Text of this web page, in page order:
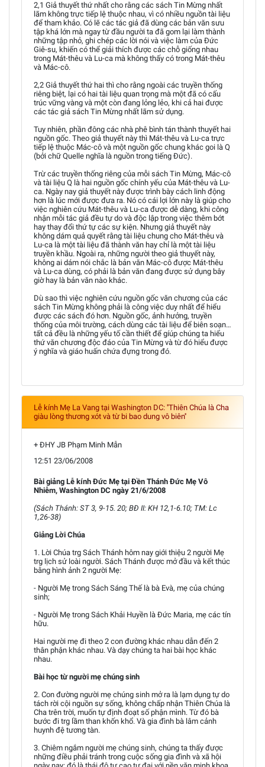
2,1 Giả thuyết thứ nhất cho rằng các sách Tin Mừng nhất
lãm không trực tiếp lệ thuộc nhau, vì có nhiều nguồn tài liệu
để tham khảo. Có lẽ các tác giả đã dùng các bản văn sưu
tập khá lớn mà ngay từ đầu người ta đã gom lại làm thành
những tập nhỏ, ghi chép các lời nói và việc làm của Đức
Giê-su, khiến có thể giải thích được các chỗ giống nhau
trong Mát-thêu và Lu-ca mà không thấy có trong Mát-thêu
và Mác-cô.
2,2 Giả thuyết thứ hai thì cho rằng ngoài các truyền thống
riêng biệt, lại có hai tài liệu quan trọng mà một đã có cấu
trúc vững vàng và một còn đang lỏng lẻo, khi cả hai được
các tác giả sách Tin Mừng nhất lãm sử dụng.
Tuy nhiên, phần đông các nhà phê bình tán thành thuyết hai
nguồn gốc. Theo giả thuyết này thì Mát-thêu và Lu-ca trực
tiếp lệ thuộc Mác-cô và một nguồn gốc chung khác goi là Q
(bởi chữ Quelle nghĩa là nguồn trong tiếng Đức).
Trừ các truyền thống riêng của mỗi sách Tin Mừng, Mác-cô
và tài liệu Q là hai nguồn gốc chính yếu của Mát-thêu và Lu-
ca. Ngày nay giả thuyết này được trình bày cách linh động
hơn là lúc mới được đưa ra. Nó có cái lợi lớn này là giúp cho
việc nghiên cứu Mát-thêu và Lu-ca được dễ dàng, khi công
nhận mỗi tác giả đều tự do và độc lập trong việc thêm bớt
hay thay đổi thứ tự các sự kiện. Nhưng giả thuyết này
không dám quả quyết rằng tài liệu chung cho Mát-thêu và
Lu-ca là một tài liệu đã thành văn hay chỉ là một tài liệu
truyền khầu. Ngoài ra, những người theo giả thuyết này,
không ai dám nói chắc là bản văn Mác-cô được Mát-thêu
và Lu-ca dùng, có phải là bản văn đang được sử dụng bây
giờ hay là bản văn nào khác.
Dù sao thì việc nghiên cứu nguồn gốc văn chương của các
sách Tin Mừng không phải là công việc duy nhất để hiểu
được các sách đó hơn. Nguồn gốc, ảnh hưởng, truyền
thống của môi trường, cách dùng các tài liệu để biên soạn…
tất cả đều là những yếu tố cần thiết để gíúp chúng ta hiểu
thứ văn chương độc đáo của Tin Mừng và từ đó hiểu được
ý nghĩa và giáo huấn chứa đựng trong đó.
Lễ kính Mẹ La Vang tại Washington DC: ''Thiên Chúa là Cha
giàu lòng thương xót và từ bi bao dung vô biên''
+ ĐHY JB Phạm Minh Mẫn
12:51 23/06/2008
Bài giảng Lễ kính Đức Mẹ tại Đền Thánh Đức Mẹ Vô
Nhiễm, Washington DC ngày 21/6/2008
(Sách Thánh: ST 3, 9-15. 20; BĐ II: KH 12,1-6.10; TM: Lc
1,26-38)
Giảng Lời Chúa
1. Lời Chúa trg Sách Thánh hôm nay giới thiệu 2 người Mẹ
trg lịch sử loài người. Sách Thánh được mở đầu và kết thúc
bằng hình ảnh 2 người Mẹ:
- Người Mẹ trong Sách Sáng Thế là bà Evà, mẹ của chúng
sinh;
- Người Mẹ trong Sách Khải Huyền là Đức Maria, mẹ các tín
hữu.
Hai người mẹ đi theo 2 con đường khác nhau dẫn đến 2
thân phận khác nhau. Và dạy chúng ta hai bài học khác
nhau.
Bài học từ người mẹ chúng sinh
2. Con đường người mẹ chúng sinh mở ra là lạm dụng tự do
tách rời cội nguồn sự sống, không chấp nhận Thiên Chúa là
Cha trên trời, muốn tự định đoạt số phận mình. Từ đó bà
bước đi trg lầm than khốn khổ. Và gia đình bà lâm cảnh
huynh đệ tương tàn.
3. Chiêm ngắm người mẹ chúng sinh, chúng ta thấy được
những điều phải tránh trong cuộc sống gia đình và xã hội